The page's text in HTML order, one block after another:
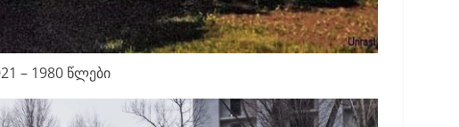
– 1980 წლები